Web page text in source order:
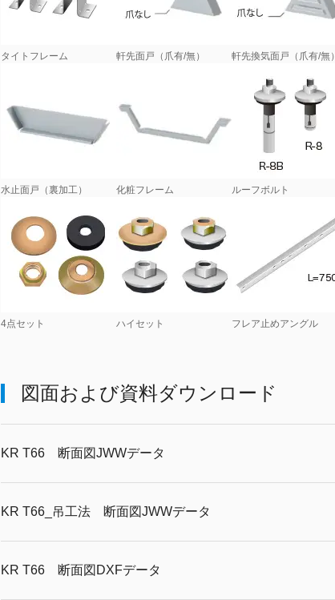
タイトフレーム 軒先面戸（爪有/無） 軒先換気面戸（爪有/無）
水止面戸（裏加工） 化粧フレーム ルーフボルト
4点セット ハイセット フレア止めアングル
図面および資料ダウンロード
KR T66 断面図JWWデータ
KR T66_吊工法 断面図JWWデータ
KR T66 断面図DXFデータ